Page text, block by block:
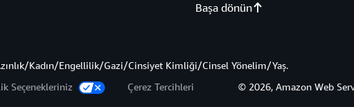
Başa dönün
Kadın/Engellilik/Gazi/Cinsiyet Kimliği/Cinsel Yönelim/Yaş.
Seçenekleriniz Çerez Tercihleri © 2026, Amazon Web